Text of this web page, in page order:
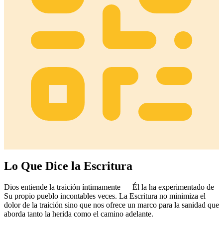
Lo Que Dice la Escritura
Dios entiende la traición íntimamente — Él la ha experimentado de
Su propio pueblo incontables veces. La Escritura no minimiza el
dolor de la traición sino que nos ofrece un marco para la sanidad que
aborda tanto la herida como el camino adelante.